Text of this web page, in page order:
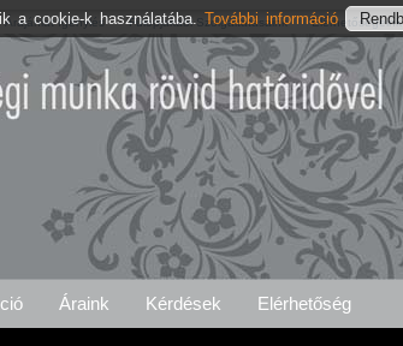
Árajánlat Igénylés Fülöpjakabi Szolgáltatásaink Elérhetőségeink
Áraink Kérdések Elérhetőség
a cookie-k használatába. További információ